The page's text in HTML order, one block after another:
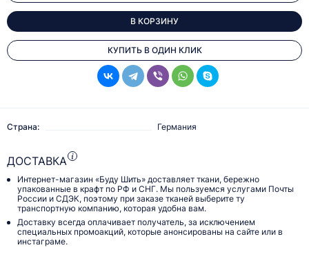
В КОРЗИНУ
КУПИТЬ В ОДИН КЛИК
Страна: Германия
ДОСТАВКА
Интернет-магазин «Буду Шить» доставляет ткани, бережно
упакованные в крафт по РФ и СНГ. Мы пользуемся услугами Почты
России и СДЭК, поэтому при заказе тканей выберите ту
транспортную компанию, которая удобна вам.
Доставку всегда оплачивает получатель, за исключением
специальных промоакций, которые анонсированы на сайте или в
инстаграме.